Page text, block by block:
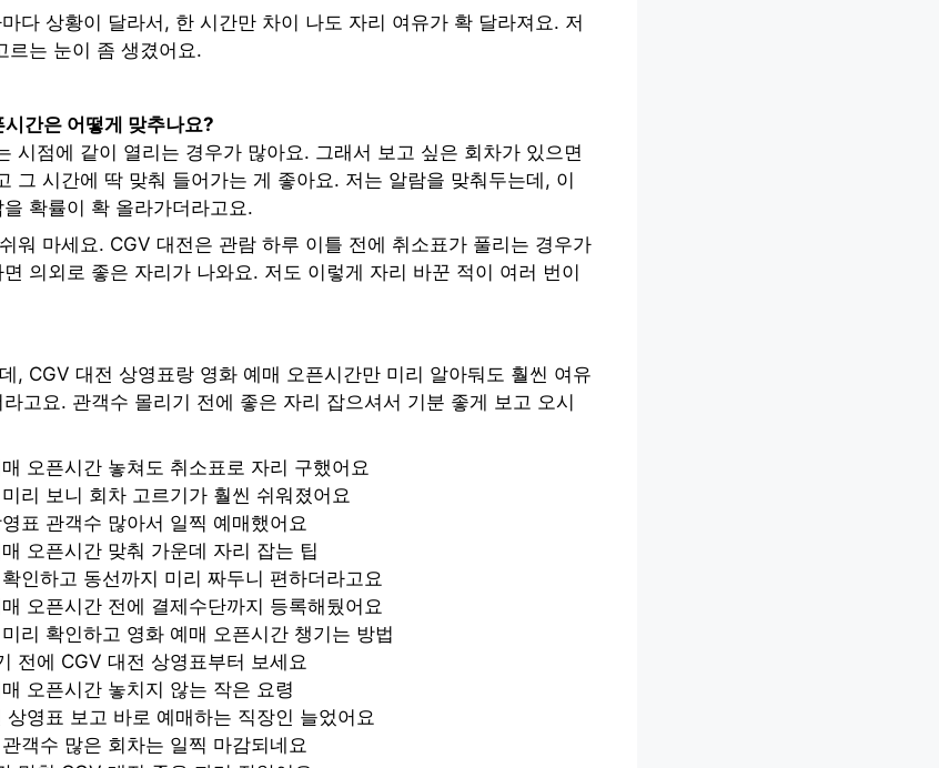
다 상황이 달라서, 한 시간만 차이 나도 자리 여유가 확 달라져요. 저
르는 눈이 좀 생겼어요.
간은 어떻게 맞추나요?
시점에 같이 열리는 경우가 많아요. 그래서 보고 싶은 회차가 있으면
그 시간에 딱 맞춰 들어가는 게 좋아요. 저는 알람을 맞춰두는데, 이
확률이 확 올라가더라고요.
워 마세요. CGV 대전은 관람 하루 이틀 전에 취소표가 풀리는 경우가
의외로 좋은 자리가 나와요. 저도 이렇게 자리 바꾼 적이 여러 번이
, CGV 대전 상영표랑 영화 예매 오픈시간만 미리 알아둬도 훨씬 여유
고요. 관객수 몰리기 전에 좋은 자리 잡으셔서 기분 좋게 보고 오시
오픈시간 놓쳐도 취소표로 자리 구했어요
리 보니 회차 고르기가 훨씬 쉬워졌어요
표 관객수 많아서 일찍 예매했어요
오픈시간 맞춰 가운데 자리 잡는 팁
인하고 동선까지 미리 짜두니 편하더라고요
오픈시간 전에 결제수단까지 등록해뒀어요
리 확인하고 영화 예매 오픈시간 챙기는 방법
전에 CGV 대전 상영표부터 보세요
오픈시간 놓치지 않는 작은 요령
상영표 보고 바로 예매하는 직장인 늘었어요
객수 많은 회차는 일찍 마감되네요